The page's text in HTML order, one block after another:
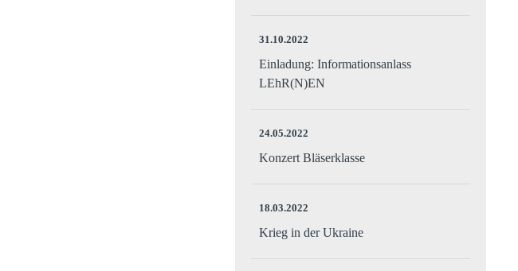
31.10.2022
Einladung: Informationsanlass
LEhR(N)EN
24.05.2022
Konzert Bläserklasse
18.03.2022
Krieg in der Ukraine